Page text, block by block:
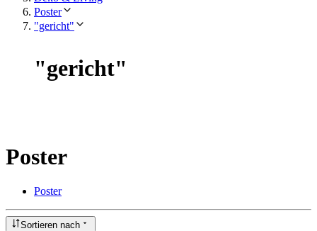
Poster
"gericht"
"gericht"
Poster
Poster
Sortieren nach